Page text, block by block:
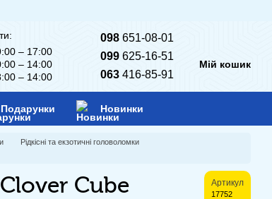
– 17:00
– 14:00
– 14:00
098 651-08-01
099 625-16-51
063 416-85-91
Мій кошик
Подарунки Новинки
Рідкісні та екзотичні головоломки
Cube
Артикул
17752